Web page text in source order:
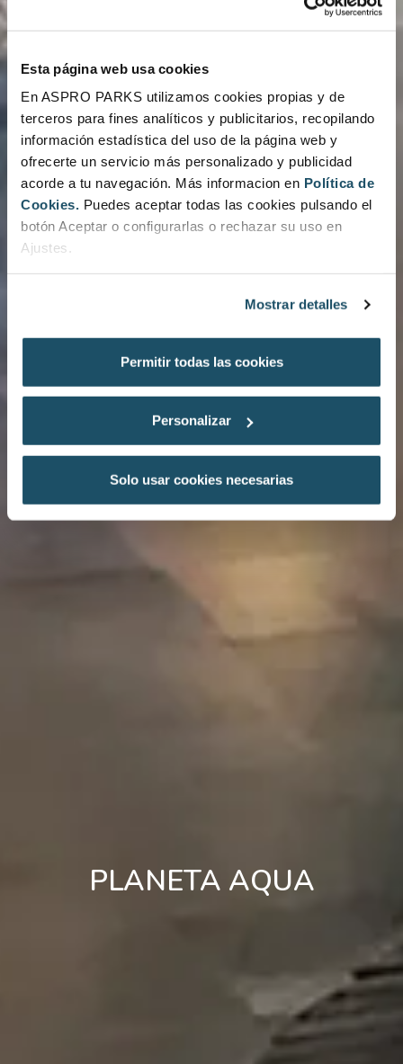
Esta página web usa cookies
En ASPRO PARKS utilizamos cookies propias y de
terceros para fines analíticos y publicitarios, recopilando
información estadística del uso de la página web y
ofrecerte un servicio más personalizado y publicidad
acorde a tu navegación. Más informacion en Política de
Cookies. Puedes aceptar todas las cookies pulsando el
botón Aceptar o configurarlas o rechazar su uso en
Ajustes.
Mostrar detalles
Permitir todas las cookies
Personalizar
Solo usar cookies necesarias
PLANETA AQUA